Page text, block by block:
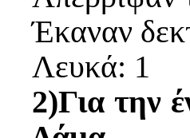
Έκαναν
Λευκά: 1
2)Για την